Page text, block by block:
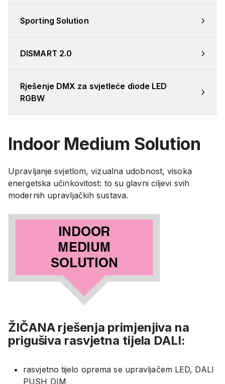
Sporting Solution
DISMART 2.0
Rješenje DMX za svjetleće diode LED
RGBW
Indoor Medium Solution
Upravljanje svjetlom,vizualna udobnost,visoka
energetska učinkovitost: to su glavni ciljevi svih
modernih upravljačkih sustava.
ŽIČANA rješenja primjenjiva na
prigušiva rasvjetna tijela DALI:
rasvjetno tijelo oprema se upravljačem LED, DALI
PUSH DIM